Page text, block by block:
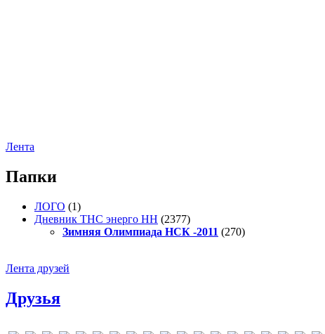
Лента
Папки
ЛОГО (1)
Дневник ТНС энерго НН (2377)
Зимняя Олимпиада НСК -2011 (270)
Лента друзей
Друзья